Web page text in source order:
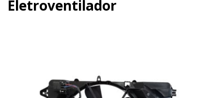
Eletroventilador